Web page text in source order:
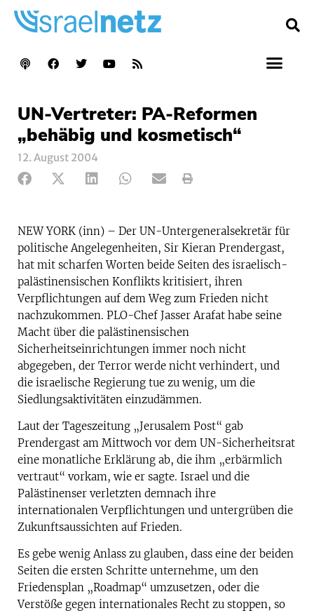
UN-Vertreter: PA-Reformen
„behäbig und kosmetisch“
12. August 2004
NEW YORK (inn) – Der UN-Untergeneralsekretär für
politische Angelegenheiten, Sir Kieran Prendergast,
hat mit scharfen Worten beide Seiten des israelisch-
palästinensischen Konflikts kritisiert, ihren
Verpflichtungen auf dem Weg zum Frieden nicht
nachzukommen. PLO-Chef Jasser Arafat habe seine
Macht über die palästinensischen
Sicherheitseinrichtungen immer noch nicht
abgegeben, der Terror werde nicht verhindert, und
die israelische Regierung tue zu wenig, um die
Siedlungsaktivitäten einzudämmen.
Laut der Tageszeitung „Jerusalem Post“ gab
Prendergast am Mittwoch vor dem UN-Sicherheitsrat
eine monatliche Erklärung ab, die ihm „erbärmlich
vertraut“ vorkam, wie er sagte. Israel und die
Palästinenser verletzten demnach ihre
internationalen Verpflichtungen und untergrüben die
Zukunftsaussichten auf Frieden.
Es gebe wenig Anlass zu glauben, dass eine der beiden
Seiten die ersten Schritte unternehme, um den
Friedensplan „Roadmap“ umzusetzen, oder die
Verstöße gegen internationales Recht zu stoppen, so